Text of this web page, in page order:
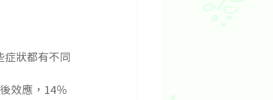
症狀都有不同
效應，14％